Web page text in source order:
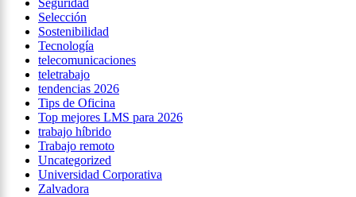
Seguridad
Selección
Sostenibilidad
Tecnología
telecomunicaciones
teletrabajo
tendencias 2026
Tips de Oficina
Top mejores LMS para 2026
trabajo híbrido
Trabajo remoto
Uncategorized
Universidad Corporativa
Zalvadora